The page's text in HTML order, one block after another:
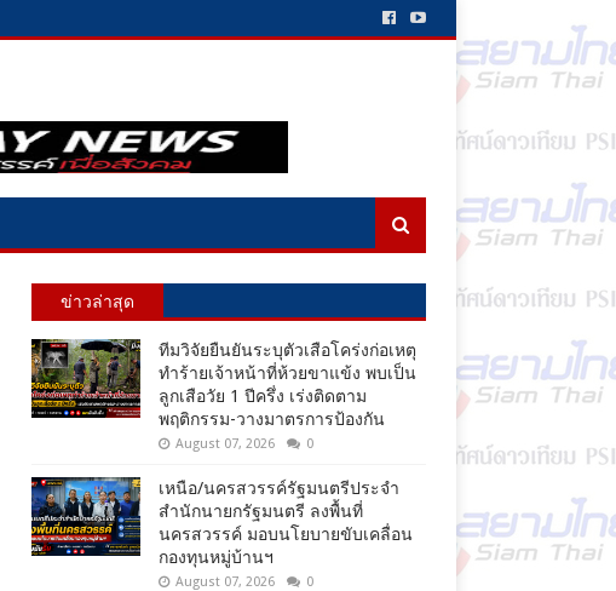
ข่าวล่าสุด
ทีมวิจัยยืนยันระบุตัวเสือโคร่งก่อเหตุ
ทำร้ายเจ้าหน้าที่ห้วยขาแข้ง พบเป็น
ลูกเสือวัย 1 ปีครึ่ง เร่งติดตาม
พฤติกรรม-วางมาตรการป้องกัน
August 07, 2026 0
เหนือ/นครสวรรค์รัฐมนตรีประจำ
สำนักนายกรัฐมนตรี ลงพื้นที่
นครสวรรค์ มอบนโยบายขับเคลื่อน
กองทุนหมู่บ้านฯ
August 07, 2026 0